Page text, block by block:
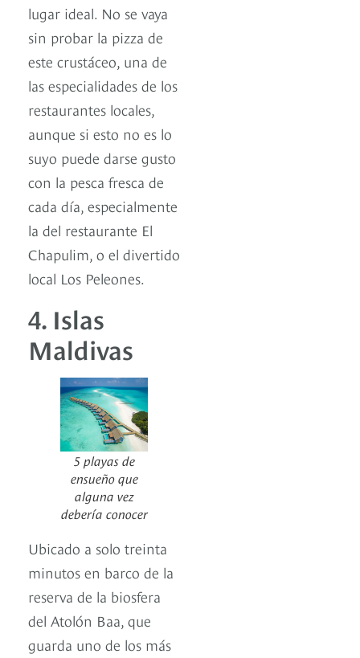
lugar ideal. No se vaya
sin probar la pizza de
este crustáceo, una de
las especialidades de los
restaurantes locales,
aunque si esto no es lo
suyo puede darse gusto
con la pesca fresca de
cada día, especialmente
la del restaurante El
Chapulim, o el divertido
local Los Peleones.
4. Islas
Maldivas
5 playas de
ensueño que
alguna vez
debería conocer
Ubicado a solo treinta
minutos en barco de la
reserva de la biosfera
del Atolón Baa, que
guarda uno de los más